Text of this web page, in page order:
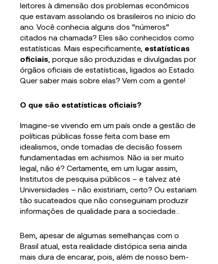
leitores à dimensão dos problemas econômicos
que estavam assolando os brasileiros no início do
ano. Você conhecia alguns dos “números”
citados na chamada? Eles são conhecidos como
estatísticas. Mais especificamente, estatísticas
oficiais , porque são produzidas e divulgadas por
órgãos oficiais de estatísticas, ligados ao Estado.
Quer saber mais sobre elas? Vem com a gente!
O que são estatísticas oficiais?
Imagine-se vivendo em um país onde a gestão de
políticas públicas fosse feita com base em
idealismos, onde tomadas de decisão fossem
fundamentadas em achismos. Não ia ser muito
legal, não é? Certamente, em um lugar assim,
Institutos de pesquisa públicos – e talvez até
Universidades – não existiriam, certo? Ou estariam
tão sucateados que não conseguiriam produzir
informações de qualidade para a sociedade…
Bem, apesar de algumas semelhanças com o
Brasil atual, esta realidade distópica seria ainda
mais dura de encarar, pois, além de nosso bem-